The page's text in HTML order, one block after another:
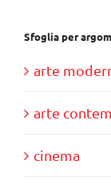
Sfoglia per
arte
arte
cinema